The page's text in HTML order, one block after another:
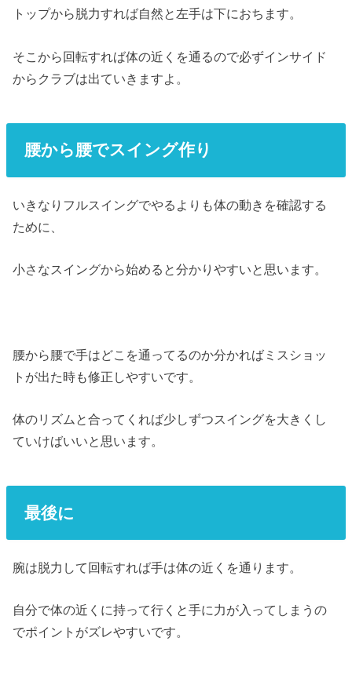
トップから脱力すれば自然と左手は下におちます。
そこから回転すれば体の近くを通るので必ずインサイド
からクラブは出ていきますよ。
腰から腰でスイング作り
いきなりフルスイングでやるよりも体の動きを確認する
ために、
小さなスイングから始めると分かりやすいと思います。
腰から腰で手はどこを通ってるのか分かればミスショッ
トが出た時も修正しやすいです。
体のリズムと合ってくれば少しずつスイングを大きくし
ていけばいいと思います。
最後に
腕は脱力して回転すれば手は体の近くを通ります。
自分で体の近くに持って行くと手に力が入ってしまうの
でポイントがズレやすいです。